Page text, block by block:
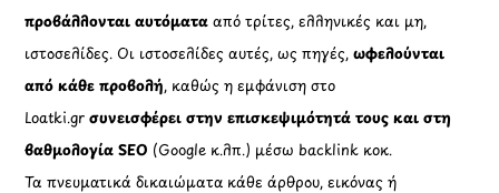
προβάλλονται αυτόματααπό τρίτες, ελληνικές και μη,
ιστοσελίδες. Οι ιστοσελίδες αυτές, ως πηγές,ωφελούνται
από κάθε προβολή, καθώς η εμφάνιση στο
Loatki.gr συνεισφέρει στην επισκεψιμότητά τους και στη
βαθμολογία SEO (Google κ.λπ.) μέσω backlink κοκ.
Τα πνευματικά δικαιώματα κάθε άρθρου, εικόνας ή